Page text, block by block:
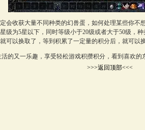
会收获大量不同种类的幻兽蛋，如何处理某些你不
级为5星以下，同时等级小于20级或者大于50级，
可以换取了，等到积累了一定量的积分后，就可以
的又一乐趣，享受轻松游戏积攒积分，看到喜欢的
>>>返回顶部<<<